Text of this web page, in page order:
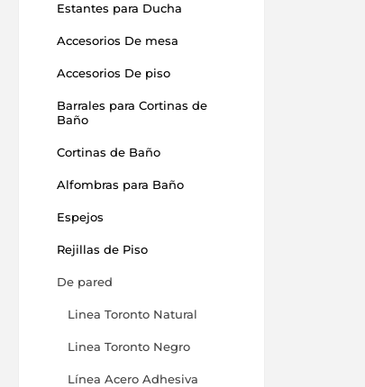
Estantes para Ducha
Accesorios De mesa
Accesorios De piso
Barrales para Cortinas de
Baño
Cortinas de Baño
Alfombras para Baño
Espejos
Rejillas de Piso
De pared
Linea Toronto Natural
Linea Toronto Negro
Línea Acero Adhesiva